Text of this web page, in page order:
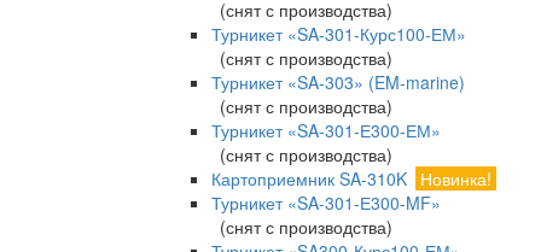
(снят с производства)
Турникет «SA-301-Курс100-ЕМ»
(снят с производства)
Турникет «SA-303» (EM-marine)
(снят с производства)
Турникет «SA-301-Е300-ЕМ»
(снят с производства)
Картоприемник SA-310K Новинка!
Турникет «SA-301-Е300-MF»
(снят с производства)